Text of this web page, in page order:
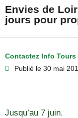
Envies de
jours pour
Contactez Info Tours
Publié le 30 mai
Jusqu’au 7 juin.